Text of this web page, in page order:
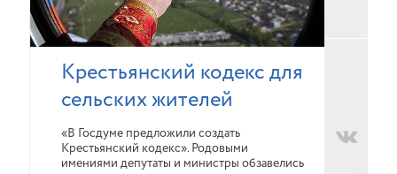
Крестьянский кодекс для
сельских жителей
«В Госдуме предложили создать
Крестьянский кодекс». Родовыми
имениями депутаты и министры обзавелись